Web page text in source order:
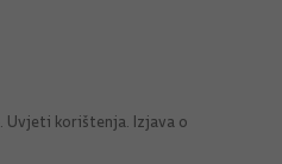
Uvjeti korištenja Izjava o